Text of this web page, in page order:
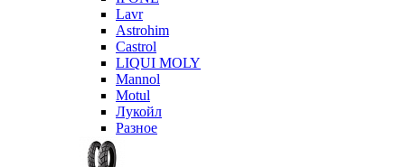
Lavr
Astrohim
Castrol
LIQUI MOLY
Mannol
Motul
Лукойл
Разное